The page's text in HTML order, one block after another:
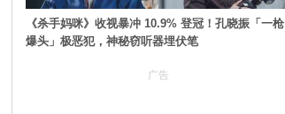
《杀手妈咪》收视暴冲 10.9% 登冠！孔晓振「一枪
爆头」极恶犯，神秘窃听器埋伏笔
广告